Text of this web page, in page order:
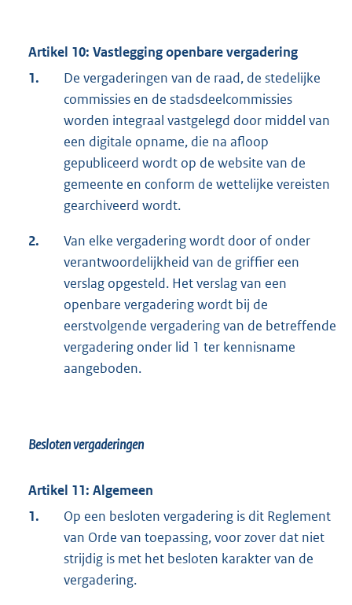
Artikel 10: Vastlegging openbare vergadering
1.
De vergaderingen van de raad, de stedelijke
commissies en de stadsdeelcommissies
worden integraal vastgelegd door middel van
een digitale opname, die na afloop
gepubliceerd wordt op de website van de
gemeente en conform de wettelijke vereisten
gearchiveerd wordt.
2.
Van elke vergadering wordt door of onder
verantwoordelijkheid van de griffier een
verslag opgesteld. Het verslag van een
openbare vergadering wordt bij de
eerstvolgende vergadering van de betreffende
vergadering onder lid 1 ter kennisname
aangeboden.
Besloten vergaderingen
Artikel 11: Algemeen
1.
Op een besloten vergadering is dit Reglement
van Orde van toepassing, voor zover dat niet
strijdig is met het besloten karakter van de
vergadering.